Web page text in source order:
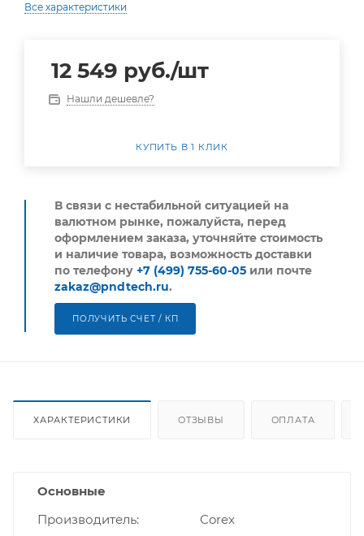
Все характеристики
12 549 руб./шт
Нашли дешевле?
КУПИТЬ В 1 КЛИК
В связи с нестабильной ситуацией на
валютном рынке, пожалуйста, перед
оформлением заказа, уточняйте стоимость
и наличие товара, возможность доставки
по телефону +7 (499) 755-60-05 или почте
zakaz@pndtech.ru.
ПОЛУЧИТЬ СЧЕТ / КП
ХАРАКТЕРИСТИКИ ОТЗЫВЫ ОПЛАТА
Основные
Производитель
Corex